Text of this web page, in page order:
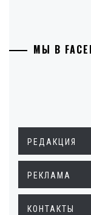
МЫ В
РЕДАКЦИЯ
РЕКЛАМА
КОНТАКТЫ